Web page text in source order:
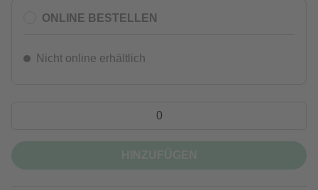
ONLINE BESTELLEN
Nicht online erhältlich